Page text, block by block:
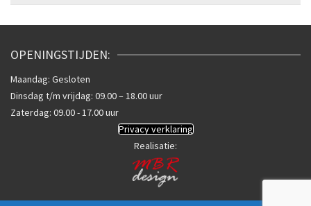
OPENINGSTIJDEN:
Maandag: Gesloten
Dinsdag t/m vrijdag: 09.00 – 18.00 uur
Zaterdag: 09.00 - 17.00 uur
Privacy verklaring
Realisatie: